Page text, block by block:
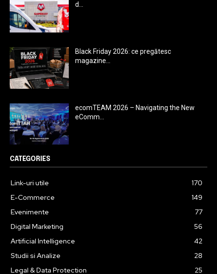
d...
Black Friday 2026: ce pregătesc
magazine...
ecomTEAM 2026 – Navigating the New
eComm...
CATEGORIES
Link-uri utile
170
E-Commerce
149
Evenimente
77
Digital Marketing
56
Artificial Intelligence
42
Studii si Analize
28
Legal & Data Protection
25